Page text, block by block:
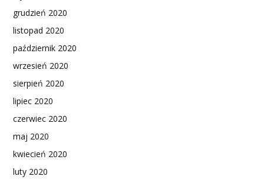
grudzień 2020
listopad 2020
październik 2020
wrzesień 2020
sierpień 2020
lipiec 2020
czerwiec 2020
maj 2020
kwiecień 2020
luty 2020